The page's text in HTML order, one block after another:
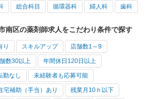
総合科目 循環器科 婦人科 歯科
南区の薬剤師求人をこだわり条件で探す
り スキルアップ 店舗数1～9
数30以上 年間休日120日以上
勤なし 未経験者も応募可能
宅補助（手当）あり 残業月10ｈ以下